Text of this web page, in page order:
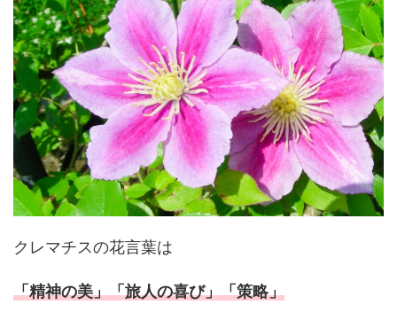
クレマチスの花言葉は
「精神の美」「旅人の喜び」「策略」